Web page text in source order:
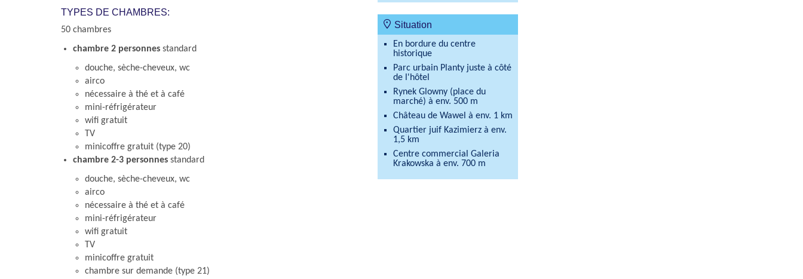
TYPES DE CHAMBRES:
50 chambres
chambre 2 personnes standard
douche, sèche-cheveux, wc
airco
nécessaire à thé et à café
mini-réfrigérateur
wifi gratuit
TV
minicoffre gratuit (type 20)
chambre 2-3 personnes standard
douche, sèche-cheveux, wc
airco
nécessaire à thé et à café
mini-réfrigérateur
wifi gratuit
TV
minicoffre gratuit
chambre sur demande (type 21)
Situation
En bordure du centre
historique
Parc urbain Planty juste à côté
de l'hôtel
Rynek Glowny (place du
marché) à env. 500 m
Château de Wawel à env. 1 km
Quartier juif Kazimierz à env.
1,5 km
Centre commercial Galeria
Krakowska à env. 700 m